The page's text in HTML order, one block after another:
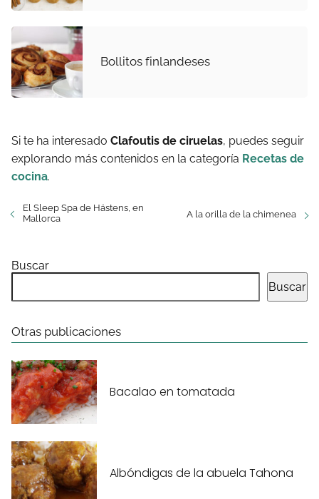
Bollitos finlandeses
Si te ha interesado Clafoutis de ciruelas, puedes seguir
explorando más contenidos en la categoría Recetas de
cocina.
El Sleep Spa de Hästens, en
Mallorca
A la orilla de la chimenea
Buscar
Buscar
Otras publicaciones
Bacalao en tomatada
Albóndigas de la abuela Tahona